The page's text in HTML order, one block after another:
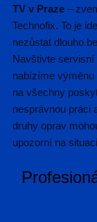
TV v Praze –
Technofix. To je
nezůstat dlouho
Navštivte servisní
nabízíme výměnu
na všechny
nesprávnou práci
druhy oprav
upozorní na